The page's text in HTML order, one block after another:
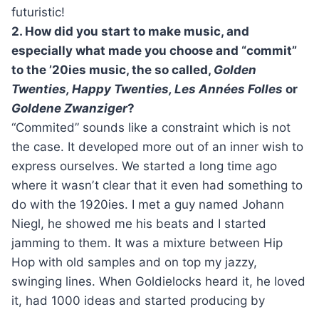
futuristic!
2. How did you start to make music, and
especially what made you choose and “commit”
to the ’20ies music, the so called, Golden
Twenties, Happy Twenties, Les Années Folles or
Goldene Zwanziger?
“Commited” sounds like a constraint which is not
the case. It developed more out of an inner wish to
express ourselves. We started a long time ago
where it wasnʼt clear that it even had something to
do with the 1920ies. I met a guy named Johann
Niegl, he showed me his beats and I started
jamming to them. It was a mixture between Hip
Hop with old samples and on top my jazzy,
swinging lines. When Goldielocks heard it, he loved
it, had 1000 ideas and started producing by